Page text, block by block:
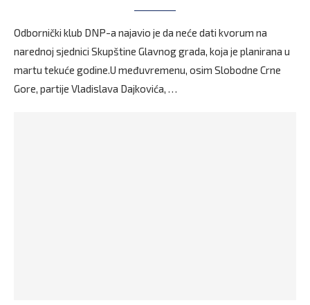
Odbornički klub DNP-a najavio je da neće dati kvorum na
narednoj sjednici Skupštine Glavnog grada, koja je planirana u
martu tekuće godine.U međuvremenu, osim Slobodne Crne
Gore, partije Vladislava Dajkovića, …